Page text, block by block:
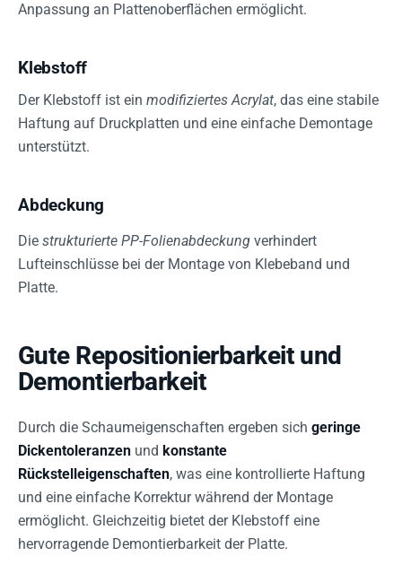
Anpassung an Plattenoberflächen ermöglicht.
Klebstoff
Der Klebstoff ist ein modifiziertes Acrylat, das eine stabile
Haftung auf Druckplatten und eine einfache Demontage
unterstützt.
Abdeckung
Die strukturierte PP-Folienabdeckung verhindert
Lufteinschlüsse bei der Montage von Klebeband und
Platte.
Gute Repositionierbarkeit und
Demontierbarkeit
Durch die Schaumeigenschaften ergeben sich geringe
Dickentoleranzen und konstante
Rückstelleigenschaften, was eine kontrollierte Haftung
und eine einfache Korrektur während der Montage
ermöglicht. Gleichzeitig bietet der Klebstoff eine
hervorragende Demontierbarkeit der Platte.